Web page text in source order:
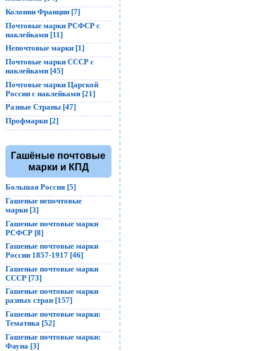
Колонии Франции [7]
Почтовые марки РСФСР с
наклейками [11]
Непочтовые марки [1]
Почтовые марки СССР с
наклейками [45]
Почтовые марки Царской
России с наклейками [21]
Разные Страны [47]
Профмарки [2]
Гашёные почтовые
марки и КПД
Большая Россия [5]
Гашеные непочтовые
марки [3]
Гашеные почтовые марки
РСФСР [8]
Гашеные почтовые марки
России 1857-1917 [46]
Гашеные почтовые марки
СССР [73]
Гашеные почтовые марки
разных стран [157]
Гашеные почтовые марки:
Тематика [52]
Гашеные почтовые марки:
Фауна [3]